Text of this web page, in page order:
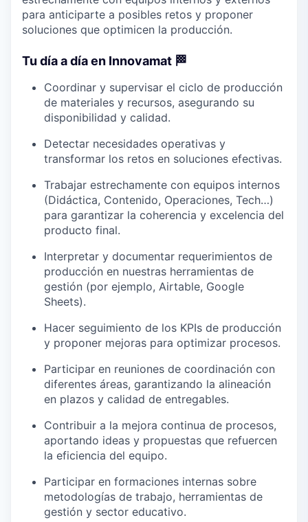
para anticiparte a posibles retos y proponer
soluciones que optimicen la producción.
Tu día a día en Innovamat 🏁
Coordinar y supervisar el ciclo de producción
de materiales y recursos, asegurando su
disponibilidad y calidad.
Detectar necesidades operativas y
transformar los retos en soluciones efectivas.
Trabajar estrechamente con equipos internos
(Didáctica, Contenido, Operaciones, Tech…)
para garantizar la coherencia y excelencia del
producto final.
Interpretar y documentar requerimientos de
producción en nuestras herramientas de
gestión (por ejemplo, Airtable, Google
Sheets).
Hacer seguimiento de los KPIs de producción
y proponer mejoras para optimizar procesos.
Participar en reuniones de coordinación con
diferentes áreas, garantizando la alineación
en plazos y calidad de entregables.
Contribuir a la mejora continua de procesos,
aportando ideas y propuestas que refuercen
la eficiencia del equipo.
Participar en formaciones internas sobre
metodologías de trabajo, herramientas de
gestión y sector educativo.